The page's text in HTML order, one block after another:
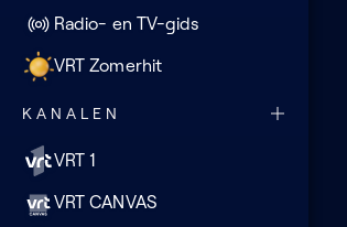
Radio- en TV-gids
VRT Zomerhit
KANALEN
VRT 1
VRT CANVAS